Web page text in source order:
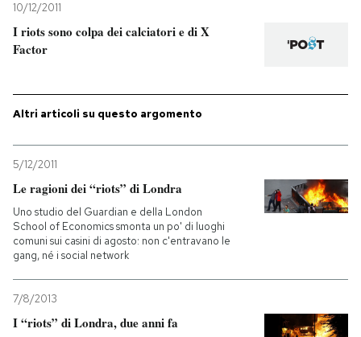
10/12/2011
I riots sono colpa dei calciatori e di X
Factor
Altri articoli su questo argomento
5/12/2011
Le ragioni dei “riots” di Londra
Uno studio del Guardian e della London
School of Economics smonta un po' di luoghi
comuni sui casini di agosto: non c'entravano le
gang, né i social network
7/8/2013
I “riots” di Londra, due anni fa